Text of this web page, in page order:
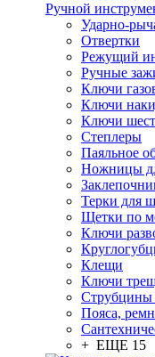
Ручной
Ударно-
Отвертки
Режущий
Ручные
Ключи
Ключи
Ключи
Степлеры
Паяльное
Ножницы
Терки для
Щетки по
Ключи
Клещи
Ключи
Струбцины
Пояса,
+ ЕЩЕ 15